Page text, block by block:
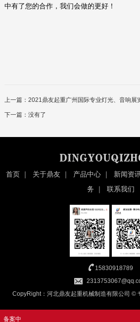
中有了您的合作，我们会做的更好！
上一篇： 2021鼎友起重广州国际专业灯光、音响展
下一篇：没有了
首页｜ 关于鼎友｜ 产品中心｜ 新闻资
务 ｜ 联系我们
15830918789
CopyRight：河北鼎友起重机械制造有限公司 ©
备案中